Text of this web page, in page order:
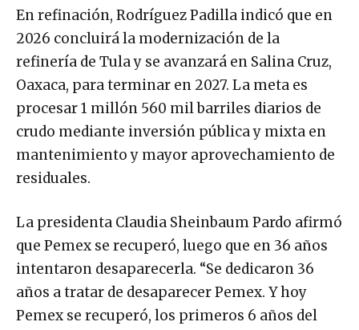
En refinación, Rodríguez Padilla indicó que en
2026 concluirá la modernización de la
refinería de Tula y se avanzará en Salina Cruz,
Oaxaca, para terminar en 2027. La meta es
procesar 1 millón 560 mil barriles diarios de
crudo mediante inversión pública y mixta en
mantenimiento y mayor aprovechamiento de
residuales.
La presidenta Claudia Sheinbaum Pardo afirmó
que Pemex se recuperó, luego que en 36 años
intentaron desaparecerla. “Se dedicaron 36
años a tratar de desaparecer Pemex. Y hoy
Pemex se recuperó, los primeros 6 años del